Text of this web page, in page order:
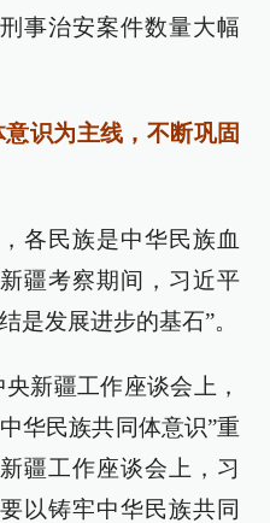
事治安案件数量大幅
识为主线，不断巩固
各民族是中华民族血
疆考察期间，习近平
是发展进步的基石”。
新疆工作座谈会上，
华民族共同体意识”重
疆工作座谈会上，习
以铸牢中华民族共同